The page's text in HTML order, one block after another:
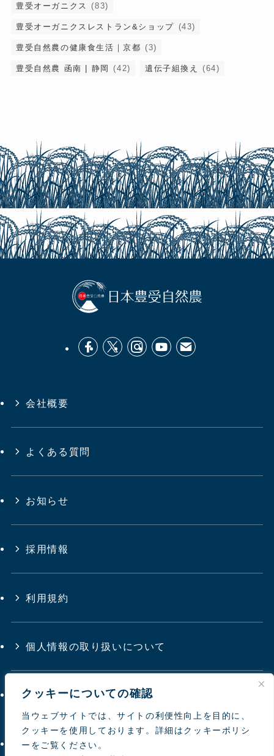
クッキーについての確認
当ウェブサイトでは、サイトの利便性向上を目的に、
クッキーを使用しております。詳細はクッキーポリシ
ーをご覧ください。
豊受オーガニクス (83)
豊受オーガニクスレストラン&ショップ (43)
豊受自然農の健康食生活｜京都 (3)
豊受自然農 函南 | 静岡 (42) 遺伝子組換え (64)
会社概要
よくある質問
お知らせ
採用情報
利用規約
個人情報の取り扱いについて
サイトマップ
お問い合わせ